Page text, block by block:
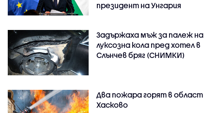
президент на Унгария
Задържаха мъж за палеж на
луксозна кола пред хотел в
Слънчев бряг (СНИМКИ)
Два пожара горят в област
Хасково